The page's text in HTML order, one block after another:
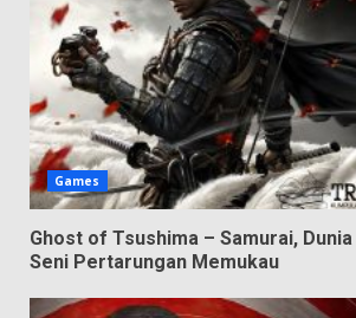
Games
Ghost of Tsushima – Samurai,
Seni Pertarungan Memukau